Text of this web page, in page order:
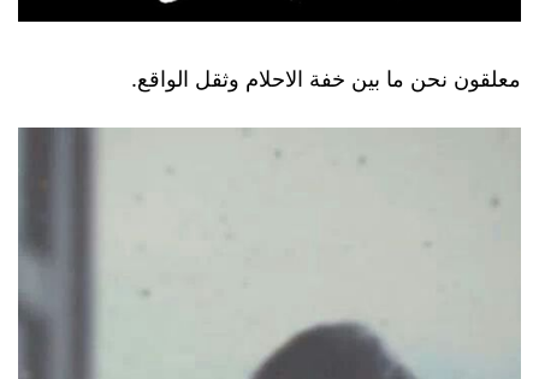
معلقون نحن ما بين خفة الاحلام وثقل الواقع.